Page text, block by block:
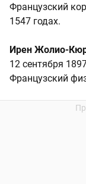
Французский
1547 годах.
Ирен Жолио-
12 сентября
Французский